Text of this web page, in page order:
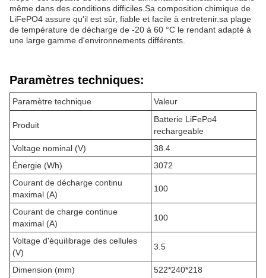
même dans des conditions difficiles.Sa composition chimique de
LiFePO4 assure qu'il est sûr, fiable et facile à entretenir.sa plage
de température de décharge de -20 à 60 °C le rendant adapté à
une large gamme d'environnements différents.
Paramètres techniques:
Paramètre technique Valeur
Produit
Batterie LiFePo4
rechargeable
Voltage nominal (V)
38.4
Énergie (Wh)
3072
Courant de décharge continu
maximal (A)
100
Courant de charge continue
maximal (A)
100
Voltage d'équilibrage des cellules
(V)
3.5
Dimension (mm)
522*240*218